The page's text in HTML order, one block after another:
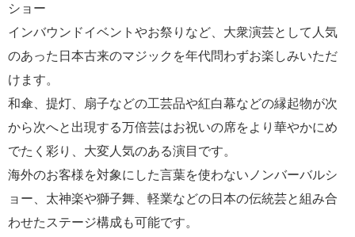
ショー
インバウンドイベントやお祭りなど、大衆演芸として人気
のあった日本古来のマジックを年代問わずお楽しみいただ
けます。
和傘、提灯、扇子などの工芸品や紅白幕などの縁起物が次
から次へと出現する万倍芸はお祝いの席をより華やかにめ
でたく彩り、大変人気のある演目です。
海外のお客様を対象にした言葉を使わないノンバーバルシ
ョー、太神楽や獅子舞、軽業などの日本の伝統芸と組み合
わせたステージ構成も可能です。